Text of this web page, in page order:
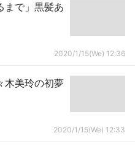
まで」黒髪あ
2020/1/15(We) 12:36
木美玲の初夢
2020/1/15(We) 12:33